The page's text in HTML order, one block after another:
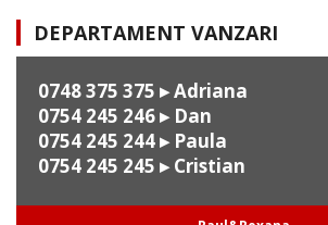
DEPARTAMENT VANZARI
0748 375 375 ▸ Adriana
0754 245 246▸ Dan
0754 245 244▸ Paula
0754 245 245 ▸ Cristian